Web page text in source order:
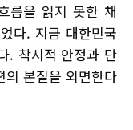
름을 읽지 못한 채
다. 지금 대한민국
. 착시적 안정과 단
의 본질을 외면한다